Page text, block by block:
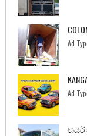
Ad
Ad
හයර්